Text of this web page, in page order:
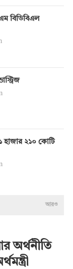
বিডিবিএল
২১০ কোটি
আরও
অর্থনীতি